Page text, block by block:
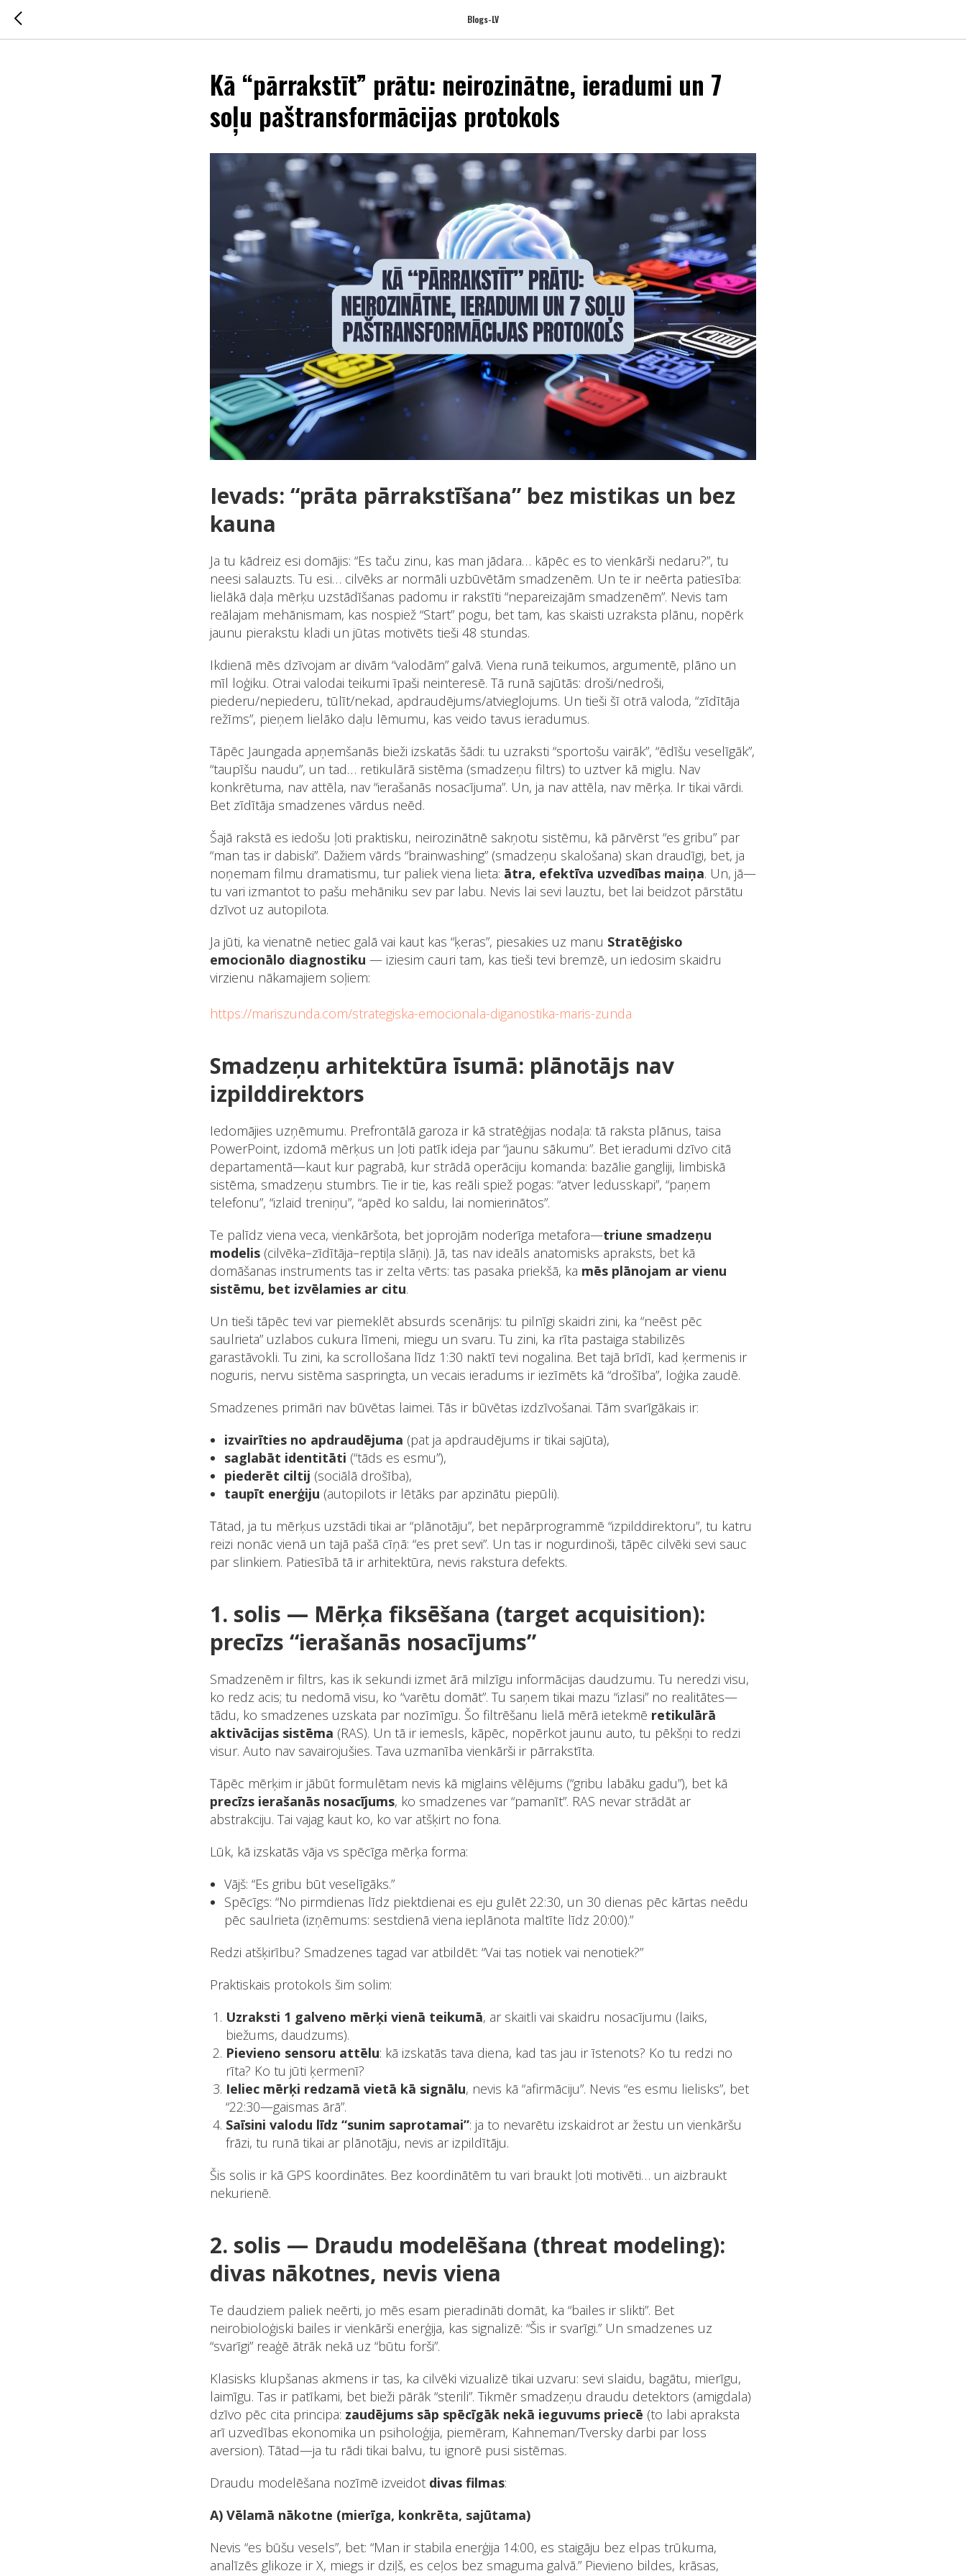
Blogs-LV
Kā “pārrakstīt” prātu: neirozinātne, ieradumi un 7
soļu paštransformācijas protokols
Ievads: “prāta pārrakstīšana” bez mistikas un bez
kauna
Ja tu kādreiz esi domājis: “Es taču zinu, kas man jādara… kāpēc es to vienkārši nedaru?”, tu
neesi salauzts. Tu esi… cilvēks ar normāli uzbūvētām smadzenēm. Un te ir neērta patiesība:
lielākā daļa mērķu uzstādīšanas padomu ir rakstīti “nepareizajām smadzenēm”. Nevis tam
reālajam mehānismam, kas nospiež “Start” pogu, bet tam, kas skaisti uzraksta plānu, nopērk
jaunu pierakstu kladi un jūtas motivēts tieši 48 stundas.
Ikdienā mēs dzīvojam ar divām “valodām” galvā. Viena runā teikumos, argumentē, plāno un
mīl loģiku. Otrai valodai teikumi īpaši neinteresē. Tā runā sajūtās: droši/nedroši,
piederu/nepiederu, tūlīt/nekad, apdraudējums/atvieglojums. Un tieši šī otrā valoda, “zīdītāja
režīms”, pieņem lielāko daļu lēmumu, kas veido tavus ieradumus.
Tāpēc Jaungada apņemšanās bieži izskatās šādi: tu uzraksti “sportošu vairāk”, “ēdīšu veselīgāk”,
“taupīšu naudu”, un tad… retikulārā sistēma (smadzeņu filtrs) to uztver kā miglu. Nav
konkrētuma, nav attēla, nav “ierašanās nosacījuma”. Un, ja nav attēla, nav mērķa. Ir tikai vārdi.
Bet zīdītāja smadzenes vārdus neēd.
Šajā rakstā es iedošu ļoti praktisku, neirozinātnē sakņotu sistēmu, kā pārvērst “es gribu” par
“man tas ir dabiski”. Dažiem vārds “brainwashing” (smadzeņu skalošana) skan draudīgi, bet, ja
noņemam filmu dramatismu, tur paliek viena lieta: ātra, efektīva uzvedības maiņa. Un, jā—
tu vari izmantot to pašu mehāniku sev par labu. Nevis lai sevi lauztu, bet lai beidzot pārstātu
dzīvot uz autopilota.
Ja jūti, ka vienatnē netiec galā vai kaut kas “ķeras”, piesakies uz manu Stratēģisko
emocionālo diagnostiku — iziesim cauri tam, kas tieši tevi bremzē, un iedosim skaidru
virzienu nākamajiem soļiem:
https://mariszunda.com/strategiska-emocionala-diganostika-maris-zunda
Smadzeņu arhitektūra īsumā: plānotājs nav
izpilddirektors
Iedomājies uzņēmumu. Prefrontālā garoza ir kā stratēģijas nodaļa: tā raksta plānus, taisa
PowerPoint, izdomā mērķus un ļoti patīk ideja par “jaunu sākumu”. Bet ieradumi dzīvo citā
departamentā—kaut kur pagrabā, kur strādā operāciju komanda: bazālie gangliji, limbiskā
sistēma, smadzeņu stumbrs. Tie ir tie, kas reāli spiež pogas: “atver ledusskapi”, “paņem
telefonu”, “izlaid treniņu”, “apēd ko saldu, lai nomierinātos”.
Te palīdz viena veca, vienkāršota, bet joprojām noderīga metafora—triune smadzeņu
modelis (cilvēka–zīdītāja–reptiļa slāņi). Jā, tas nav ideāls anatomisks apraksts, bet kā
domāšanas instruments tas ir zelta vērts: tas pasaka priekšā, ka mēs plānojam ar vienu
sistēmu, bet izvēlamies ar citu.
Un tieši tāpēc tevi var piemeklēt absurds scenārijs: tu pilnīgi skaidri zini, ka “neēst pēc
saulrieta” uzlabos cukura līmeni, miegu un svaru. Tu zini, ka rīta pastaiga stabilizēs
garastāvokli. Tu zini, ka scrollošana līdz 1:30 naktī tevi nogalina. Bet tajā brīdī, kad ķermenis ir
noguris, nervu sistēma saspringta, un vecais ieradums ir iezīmēts kā “drošība”, loģika zaudē.
Smadzenes primāri nav būvētas laimei. Tās ir būvētas izdzīvošanai. Tām svarīgākais ir:
izvairīties no apdraudējuma (pat ja apdraudējums ir tikai sajūta),
saglabāt identitāti (“tāds es esmu”),
piederēt ciltij (sociālā drošība),
taupīt enerģiju (autopilots ir lētāks par apzinātu piepūli).
Tātad, ja tu mērķus uzstādi tikai ar “plānotāju”, bet nepārprogrammē “izpilddirektoru”, tu katru
reizi nonāc vienā un tajā pašā cīņā: “es pret sevi”. Un tas ir nogurdinoši, tāpēc cilvēki sevi sauc
par slinkiem. Patiesībā tā ir arhitektūra, nevis rakstura defekts.
1. solis — Mērķa fiksēšana (target acquisition):
precīzs “ierašanās nosacījums”
Smadzenēm ir filtrs, kas ik sekundi izmet ārā milzīgu informācijas daudzumu. Tu neredzi visu,
ko redz acis; tu nedomā visu, ko “varētu domāt”. Tu saņem tikai mazu “izlasi” no realitātes—
tādu, ko smadzenes uzskata par nozīmīgu. Šo filtrēšanu lielā mērā ietekmē retikulārā
aktivācijas sistēma (RAS). Un tā ir iemesls, kāpēc, nopērkot jaunu auto, tu pēkšņi to redzi
visur. Auto nav savairojušies. Tava uzmanība vienkārši ir pārrakstīta.
Tāpēc mērķim ir jābūt formulētam nevis kā miglains vēlējums (“gribu labāku gadu”), bet kā
precīzs ierašanās nosacījums, ko smadzenes var “pamanīt”. RAS nevar strādāt ar
abstrakciju. Tai vajag kaut ko, ko var atšķirt no fona.
Lūk, kā izskatās vāja vs spēcīga mērķa forma:
Vājš: “Es gribu būt veselīgāks.”
Spēcīgs: “No pirmdienas līdz piektdienai es eju gulēt 22:30, un 30 dienas pēc kārtas neēdu
pēc saulrieta (izņēmums: sestdienā viena ieplānota maltīte līdz 20:00).”
Redzi atšķirību? Smadzenes tagad var atbildēt: “Vai tas notiek vai nenotiek?”
Praktiskais protokols šim solim:
Uzraksti 1 galveno mērķi vienā teikumā, ar skaitli vai skaidru nosacījumu (laiks,
biežums, daudzums).
Pievieno sensoru attēlu: kā izskatās tava diena, kad tas jau ir īstenots? Ko tu redzi no
rīta? Ko tu jūti ķermenī?
Ieliec mērķi redzamā vietā kā signālu, nevis kā “afirmāciju”. Nevis “es esmu lielisks”, bet
“22:30—gaismas ārā”.
Saīsini valodu līdz “sunim saprotamai”: ja to nevarētu izskaidrot ar žestu un vienkāršu
frāzi, tu runā tikai ar plānotāju, nevis ar izpildītāju.
Šis solis ir kā GPS koordinātes. Bez koordinātēm tu vari braukt ļoti motivēti… un aizbraukt
nekurienē.
2. solis — Draudu modelēšana (threat modeling):
divas nākotnes, nevis viena
Te daudziem paliek neērti, jo mēs esam pieradināti domāt, ka “bailes ir slikti”. Bet
neirobioloģiski bailes ir vienkārši enerģija, kas signalizē: “Šis ir svarīgi.” Un smadzenes uz
“svarīgi” reaģē ātrāk nekā uz “būtu forši”.
Klasisks klupšanas akmens ir tas, ka cilvēki vizualizē tikai uzvaru: sevi slaidu, bagātu, mierīgu,
laimīgu. Tas ir patīkami, bet bieži pārāk “sterili”. Tikmēr smadzeņu draudu detektors (amigdala)
dzīvo pēc cita principa: zaudējums sāp spēcīgāk nekā ieguvums priecē (to labi apraksta
arī uzvedības ekonomika un psiholoģija, piemēram, Kahneman/Tversky darbi par loss
aversion). Tātad—ja tu rādi tikai balvu, tu ignorē pusi sistēmas.
Draudu modelēšana nozīmē izveidot divas filmas:
A) Vēlamā nākotne (mierīga, konkrēta, sajūtama)
Nevis “es būšu vesels”, bet: “Man ir stabila enerģija 14:00, es staigāju bez elpas trūkuma,
analīzēs glikoze ir X, miegs ir dziļš, es ceļos bez smaguma galvā.” Pievieno bildes, krāsas,